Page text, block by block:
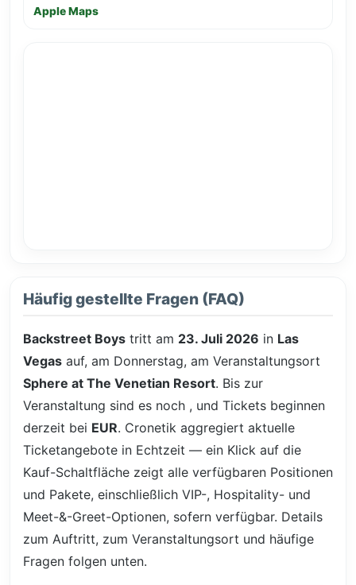
Apple Maps
Häufig gestellte Fragen (FAQ)
Backstreet Boys tritt am 23. Juli 2026 in Las
Vegas auf, am Donnerstag, am Veranstaltungsort
Sphere at The Venetian Resort. Bis zur
Veranstaltung sind es noch , und Tickets beginnen
derzeit bei EUR. Cronetik aggregiert aktuelle
Ticketangebote in Echtzeit — ein Klick auf die
Kauf-Schaltfläche zeigt alle verfügbaren Positionen
und Pakete, einschließlich VIP-, Hospitality- und
Meet-&-Greet-Optionen, sofern verfügbar. Details
zum Auftritt, zum Veranstaltungsort und häufige
Fragen folgen unten.